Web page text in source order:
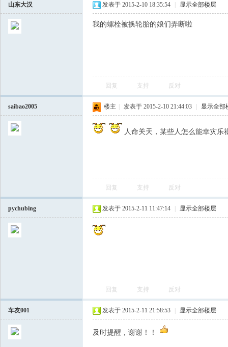
山东大汉 发表于 2015-2-10 18:35:54 显示全部楼层
我的螺栓被换轮胎的娘们弄断啦
回复 支持 反对
saibao2005 楼主 发表于 2015-2-10 21:44:03 显示全部
人命关天，某些人怎么能幸灾
回复 支持 反对
pychubing 发表于 2015-2-11 11:47:14 显示全部楼层
回复 支持 反对
车友001 发表于 2015-2-11 21:58:53 显示全部楼层
及时提醒，谢谢！！